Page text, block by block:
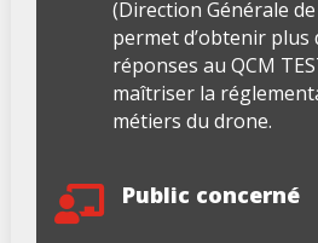
(Direction Générale
permet d’obtenir plus
réponses au QCM
maîtriser la
métiers du drone.
 Public concerné